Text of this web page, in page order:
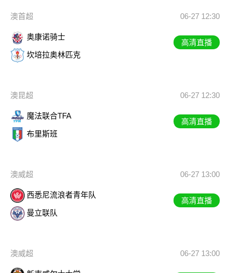
澳首超 06-27 12:30
奥康诺骑士
坎培拉奥林匹克
高清直播
澳昆超 06-27 12:30
魔法联合TFA
布里斯班
高清直播
澳威超 06-27 13:00
西悉尼流浪者青年队
曼立联队
高清直播
澳威超 06-27 13:00